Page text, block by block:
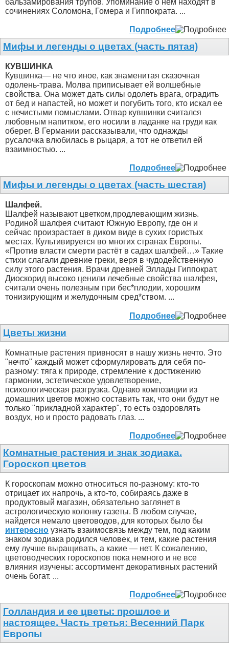
сочинениях Соломона, Гомера и Гиппократа. ...
Подробнее
Мифы и легенды о цветах (часть пятая)
КУВШИНКА
Кувшинка— не что иное, как знаменитая сказочная
одолень-трава. Молва приписывает ей волшебные
свойства. Она может дать силы одолеть врага, оградить
от бед и напастей, но может и погубить того, кто искал ее
с нечистыми помыслами. Отвар кувшинки считался
любовным напитком, его носили в ладанке на груди как
оберег. В Германии рассказывали, что однажды
русалочка влюбилась в рыцаря, а тот не ответил ей
взаимностью. ...
Подробнее
Мифы и легенды о цветах (часть шестая)
Шалфей.
Шалфей называют цветком,продлевающим жизнь.
Родиной шалфея считают Южную Европу, где он и
сейчас произрастает в диком виде в сухих гористых
местах. Культивируется во многих странах Европы.
«Против власти смерти растёт в садах шалфей…» Такие
стихи слагали древние греки, веря в чудодейственную
силу этого растения. Врачи древней Эллады Гиппократ,
Диоскорид высоко ценили лечебные свойства шалфея,
считали очень полезным при бес*плодии, хорошим
тонизирующим и желудочным сред*ством. ...
Подробнее
Цветы жизни
Комнатные растения привносят в нашу жизнь нечто. Это
"нечто" каждый может сформулировать для себя по-
разному: тяга к природе, стремление к достижению
гармонии, эстетическое удовлетворение,
психологическая разгрузка. Однако композиции из
домашних цветов можно составить так, что они будут не
только "прикладной характер", то есть оздоровлять
воздух, но и просто радовать глаз. ...
Подробнее
Комнатные растения и знак зодиака.
Гороскоп цветов
К гороскопам можно относиться по-разному: кто-то
отрицает их напрочь, а кто-то, собираясь даже в
продуктовый магазин, обязательно заглянет в
астрологическую колонку газеты. В любом случае,
найдется немало цветоводов, для которых было бы
интересно узнать взаимосвязь между тем, под каким
знаком зодиака родился человек, и тем, какие растения
ему лучше выращивать, а какие — нет. К сожалению,
цветоводческих гороскопов пока немного и не все
влияния изучены: ассортимент декоративных растений
очень богат. ...
Подробнее
Голландия и ее цветы: прошлое и
настоящее. Часть третья: Весенний Парк
Европы